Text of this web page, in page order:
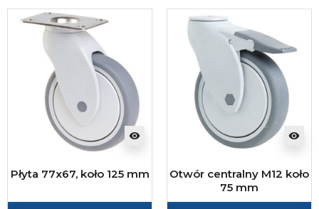
visibility
Płyta 77x67, koło 125 mm
visibility
Otwór centralny M12 koło
75 mm